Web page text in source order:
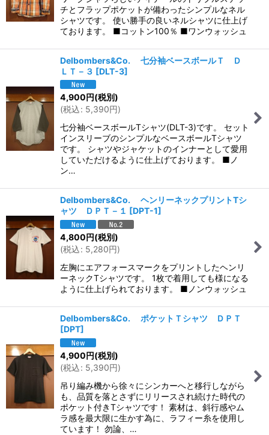
チとフラップポケットが備わったシンプルなネル
シャツです。 使い勝手の良いネルシャツに仕上げ
ております。 ■コットン100％ ■ワンウォッシュ
Delbombers&Co. 七分袖ベースボールＴ Ｄ
ＬＴ－３ [DLT-3]
4,900円(税別)
(税込: 5,390円)
七分袖ベースボールTシャツ(DLT-3)です。 セット
インスリーブのシンプルなベースボールTシャツ
です。 シャツやジャケットのインナーとして愛用
していただけるように仕上げております。 ■ノ
ン…
Delbombers&Co. ヘンリーネックプリントTシ
ャツ ＤＰＴ－１ [DPT-1]
4,800円(税別)
(税込: 5,280円)
左胸にエアフォースマークをプリントしたヘンリ
ーネックTシャツです。 1枚で着用しても様になる
ように仕上げられております。 ■ノンウォッシュ
Delbombers&Co. ポケットＴシャツ ＤＰＴ
[DPT]
4,900円(税別)
(税込: 5,390円)
吊り編み機から徐々にシンカーへと移行しながら
も、品質を落とさずにリリースされ続けた時代の
ポケット付きTシャツです！ 素材は、斜行感やム
ラ感を最大限に生かす為に、ラフィー糸を使用し
ています！ 勿論、…